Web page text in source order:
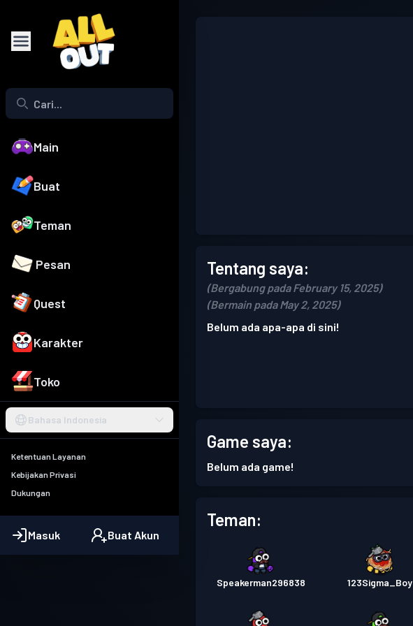
Main
Buat
Teman
Pesan
Quest
Karakter
Toko
Bahasa Indonesia
Ketentuan Layanan
Kebijakan Privasi
Dukungan
Masuk Buat Akun
Tentang saya:
(Bergabung pada February 15, 2025)
(Bermain pada May 2, 2025)
Belum ada apa-apa di sini!
Game saya:
Belum ada game!
Teman:
Speakerman296838 123Sigma_Boy